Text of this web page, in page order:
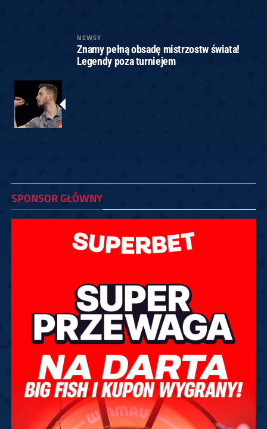
NEWSY
Znamy pełną obsadę mistrzostw świata!
Legendy poza turniejem
SPONSOR GŁÓWNY